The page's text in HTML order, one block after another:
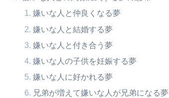
嫌いな人と仲良くなる夢
嫌いな人と結婚する夢
嫌いな人と付き合う夢
嫌いな人の子供を妊娠する夢
嫌いな人に好かれる夢
兄弟が増えて嫌いな人が兄弟になる夢